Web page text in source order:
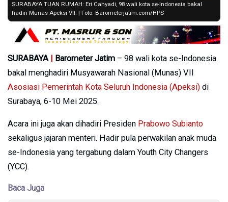
SURABAYA TUAN RUMAH: Eri Cahyadi, 98 wali kota se-Indonesia bakal
hadiri Munas Apeksi VII. | Foto: Barometerjatim.com/HPS
SURABAYA | Barometer Jatim – 98 wali kota se-Indonesia
bakal menghadiri Musyawarah Nasional (Munas) VII
Asosiasi Pemerintah Kota Seluruh Indonesia (Apeksi) di
Surabaya, 6-10 Mei 2025.
Acara ini juga akan dihadiri Presiden Prabowo Subianto
sekaligus jajaran menteri. Hadir pula perwakilan anak muda
se-Indonesia yang tergabung dalam Youth City Changers
(YCC).
Baca Juga